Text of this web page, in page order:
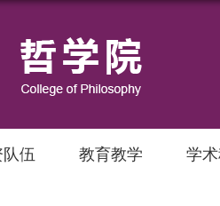
伍 教育教学 学